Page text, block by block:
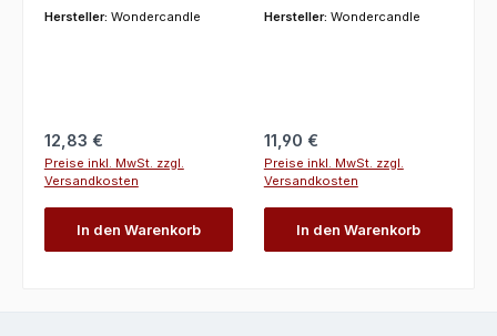
Sause unterwegs
Hersteller: Wondercandle
Regulärer Preis:
12,83 €
Preise inkl. MwSt. zzgl.
Versandkosten
In den Warenkorb
Gruß
Hersteller: Wondercandle
Regulärer Preis:
11,90 €
Preise inkl. MwSt. zzgl.
Versandkosten
In den Warenkorb